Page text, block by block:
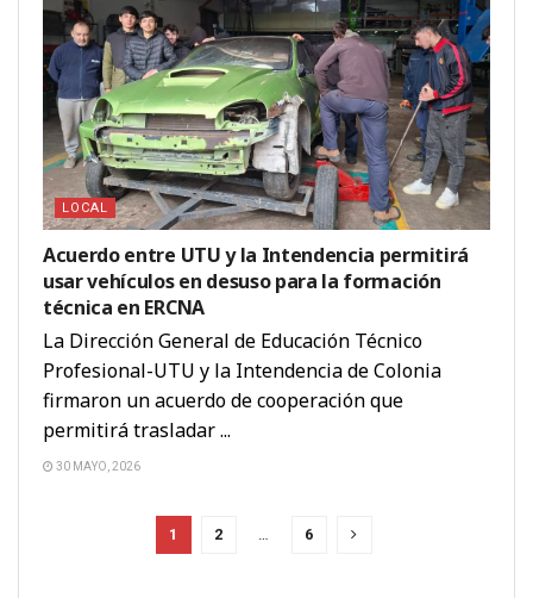
LOCAL
Acuerdo entre UTU y la Intendencia permitirá
usar vehículos en desuso para la formación
técnica en ERCNA
La Dirección General de Educación Técnico
Profesional-UTU y la Intendencia de Colonia
firmaron un acuerdo de cooperación que
permitirá trasladar ...
30 MAYO, 2026
1 2 … 6